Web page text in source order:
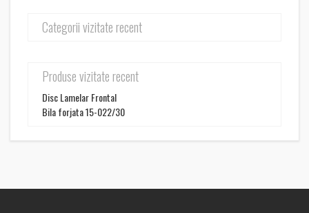
Categorii vizitate recent
Produse vizitate recent
Disc Lamelar Frontal
Bila forjata 15-022/30